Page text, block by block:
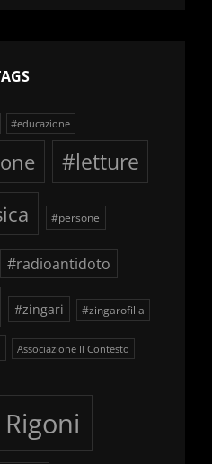
#educazione
#letture
#persone
#radioantidoto
#zingari #zingarofilia
Associazione Il Contesto